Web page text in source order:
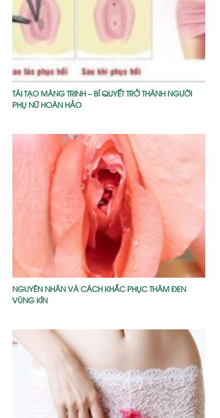
TÁI TẠO MÀNG TRINH – BÍ QUYẾT TRỞ THÀNH NGƯỜI
PHỤ NỮ HOÀN HẢO
NGUYÊN NHÂN VÀ CÁCH KHẮC PHỤC THÂM ĐEN
VÙNG KÍN